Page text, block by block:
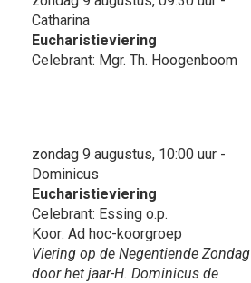
Catharina
Eucharistieviering
Celebrant: Mgr. Th. Hoogenboom
zondag 9 augustus, 10:00 uur -
Dominicus
Eucharistieviering
Celebrant: Essing o.p.
Koor: Ad hoc-koorgroep
Viering op de Negentiende Zondag
door het jaar-H. Dominicus de